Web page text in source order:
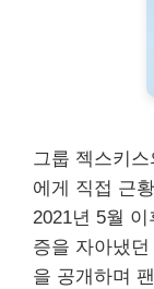
그룹 젝스키
에게 직접 근
2021년 5월
증을 자아냈
을 공개하며